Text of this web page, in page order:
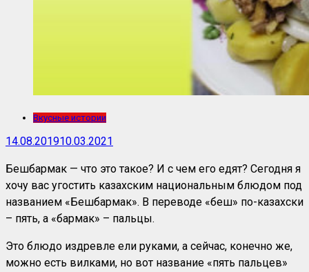
Вкусные истории
14.08.201910.03.2021
Бешбармак — что это такое? И с чем его едят? Сегодня я
хочу вас угостить казахским национальным блюдом под
названием «Бешбармак». В переводе «беш» по-казахски
– пять, а «бармак» – пальцы.
Это блюдо издревле ели руками, а сейчас, конечно же,
можно есть вилками, но вот название «пять пальцев»